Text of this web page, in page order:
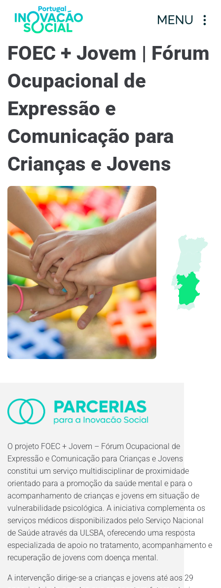
FOEC + Jovem | Fórum
Ocupacional de
Expressão e
Comunicação para
Crianças e Jovens
O projeto FOEC + Jovem – Fórum Ocupacional de
Expressão e Comunicação para Crianças e Jovens
constitui um serviço multidisciplinar de proximidade
orientado para a promoção da saúde mental e para o
acompanhamento de crianças e jovens em situação de
vulnerabilidade psicológica. A iniciativa complementa os
serviços médicos disponibilizados pelo Serviço Nacional
de Saúde através da ULSBA, oferecendo uma resposta
especializada de apoio no tratamento, acompanhamento e
recuperação de jovens com doença mental.
A intervenção dirige-se a crianças e jovens até aos 29